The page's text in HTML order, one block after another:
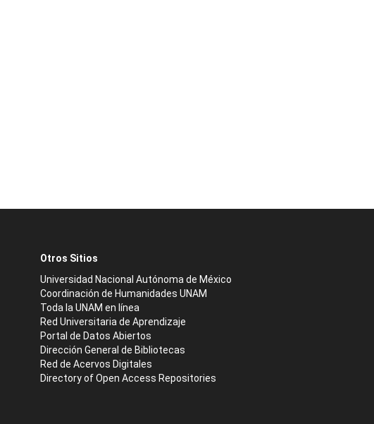
Otros Sitios
Universidad Nacional Autónoma de México
Coordinación de Humanidades UNAM
Toda la UNAM en línea
Red Universitaria de Aprendizaje
Portal de Datos Abiertos
Dirección General de Bibliotecas
Red de Acervos Digitales
Directory of Open Access Repositories